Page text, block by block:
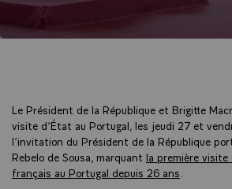
Le Président de la République et Brigitte
visite d’État au Portugal, les jeudi 27 et
l’invitation du Président de la République
Rebelo de Sousa, marquant la première visite
français au Portugal depuis 26 ans